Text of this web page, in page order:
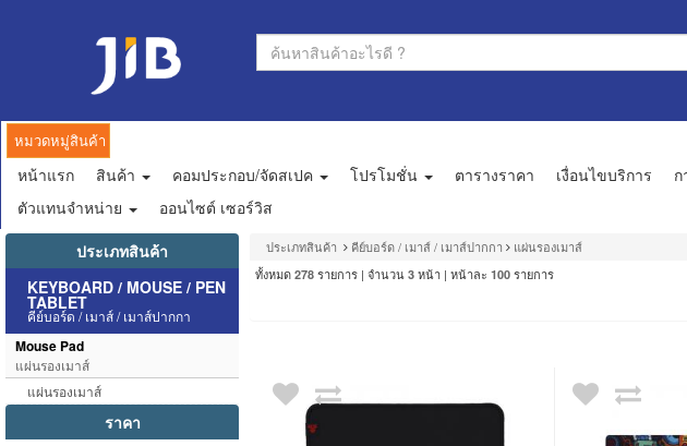
หมวดหมู่สินค้า
หน้าแรก สินค้า คอมประกอบ/จัดสเปค โปรโมชั่น ตารางราคา เงื่อนไขบริการ
ตัวแทนจำหน่าย
ออนไซต์ เซอร์วิส
ประเภทสินค้า
KEYBOARD / MOUSE / PEN
TABLET
คีย์บอร์ด / เมาส์ / เมาส์ปากกา
Mouse Pad
แผ่นรองเมาส์
แผ่นรองเมาส์
ราคา
ประเภทสินค้า คีย์บอร์ด / เมาส์ / เมาส์ปากกา แผ่นรองเมาส์
ทั้งหมด 278 รายการ | จำนวน 3 หน้า | หน้าละ 100 รายการ